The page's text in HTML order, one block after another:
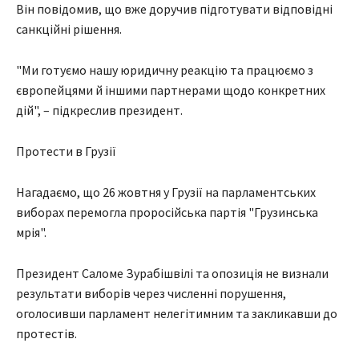
Він повідомив, що вже доручив підготувати відповідні
санкційні рішення.
"Ми готуємо нашу юридичну реакцію та працюємо з
європейцями й іншими партнерами щодо конкретних
дій", – підкреслив президент.
Протести в Грузії
Нагадаємо, що 26 жовтня у Грузії на парламентських
виборах перемогла проросійська партія "Грузинська
мрія".
Президент Саломе Зурабішвілі та опозиція не визнали
результати виборів через численні порушення,
оголосивши парламент нелегітимним та закликавши до
протестів.